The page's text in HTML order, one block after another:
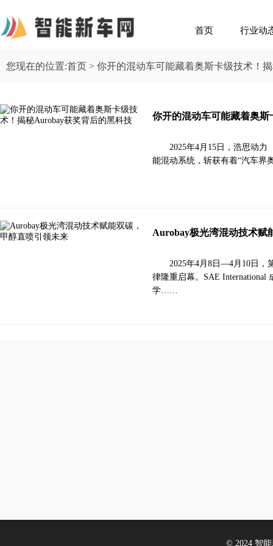
首页 行业动
您现在的位置:首页 > 你开的混动车可能藏着奥斯卡级技术！
你开的混动车可能藏着奥
2025年4月15日，浩思动力
能混动系统，斩获有着“汽车界
Aurobay极光湾混动技术赋
2025年4月8日—4月10日，
律隆重启幕。SAE International
学……
© 2024 智能